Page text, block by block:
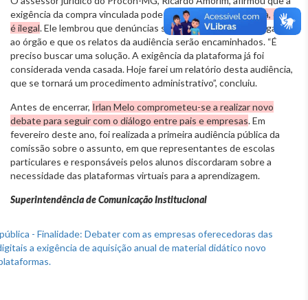
exigência da compra vinculada pode configurarvenda casada, o que
é ilegal. Ele lembrou que denúncias sobre essa prática já chegaram
ao órgão e que os relatos da audiência serão encaminhados. “É
preciso buscar uma solução. A exigência da plataforma já foi
considerada venda casada. Hoje farei um relatório desta audiência,
que se tornará um procedimento administrativo”, concluiu.
Antes de encerrar, Irlan Melo comprometeu-se a realizar novo
debate para seguir com o diálogo entre pais e empresas. Em
fevereiro deste ano, foi realizada a primeira audiência pública da
comissão sobre o assunto, em que representantes de escolas
particulares e responsáveis pelos alunos discordaram sobre a
necessidade das plataformas virtuais para a aprendizagem.
Superintendência de Comunicação Institucional